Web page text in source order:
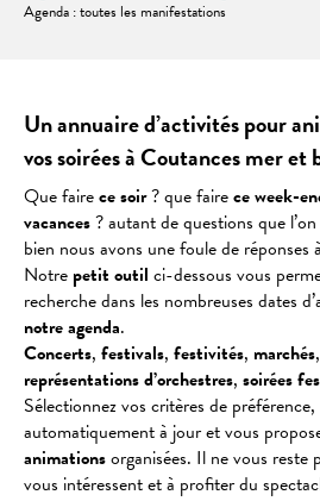
Agenda : toutes les manifestations
Un annuaire d’activités pour
vos soirées à Coutances mer et
Que fairece soir? que fairece week-
vacances? autant de questions que
bien nous avons une foule de réponses
Notre petit outil ci-dessous vous
recherche dans les nombreuses dates
notre agenda.
Concerts, festivals, festivités, marchés,
représentationsd’orchestres, soirées
Sélectionnez vos critères de
automatiquement à jour et vous
animationsorganisées. Il ne vous reste
vous intéressent et à profiter du